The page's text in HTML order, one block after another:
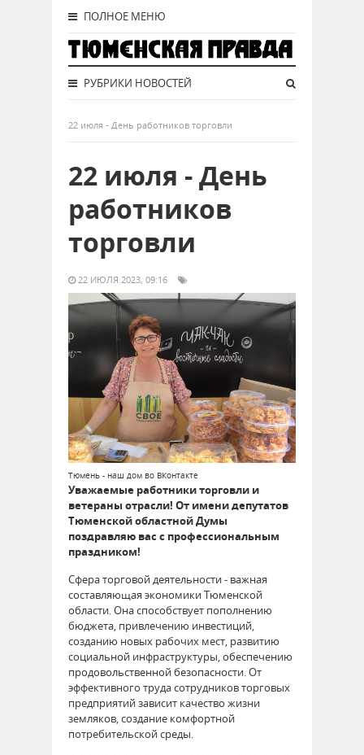
ПОЛНОЕ МЕНЮ
РУБРИКИ НОВОСТЕЙ
22 июля - День работников торговли
22 июля - День
работников
торговли
22 ИЮЛЯ 2023, 09:16
Тюмень - наш дом во ВКонтакте
Уважаемые работники торговли и
ветераны отрасли! От имени депутатов
Тюменской областной Думы
поздравляю вас с профессиональным
праздником!
Сфера торговой деятельности - важная
составляющая экономики Тюменской
области. Она способствует пополнению
бюджета, привлечению инвестиций,
созданию новых рабочих мест, развитию
социальной инфраструктуры, обеспечению
продовольственной безопасности. От
эффективного труда сотрудников торговых
предприятий зависит качество жизни
земляков, создание комфортной
потребительской среды.